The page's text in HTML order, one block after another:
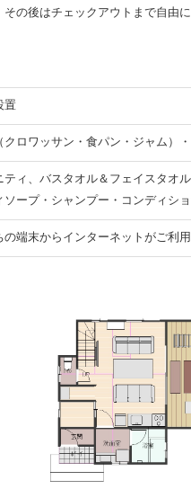
その後はチェックアウトまで自由
置
クロワッサン・食パン・ジャム）
ティ、バスタオル＆フェイスタオ
ソープ・シャンプー・コンディシ
の端末からインターネットがご利用